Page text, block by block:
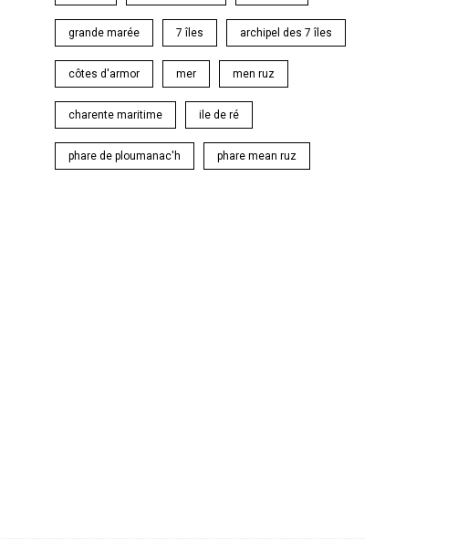
grande marée 7 îles archipel des 7 îles
côtes d'armor mer men ruz
charente maritime ile de ré
phare de ploumanac'h phare mean ruz